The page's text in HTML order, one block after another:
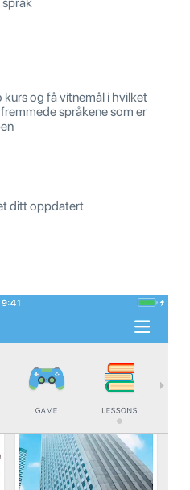
kurs og få vitnemål i hvilket
språkene som er
ditt oppdatert